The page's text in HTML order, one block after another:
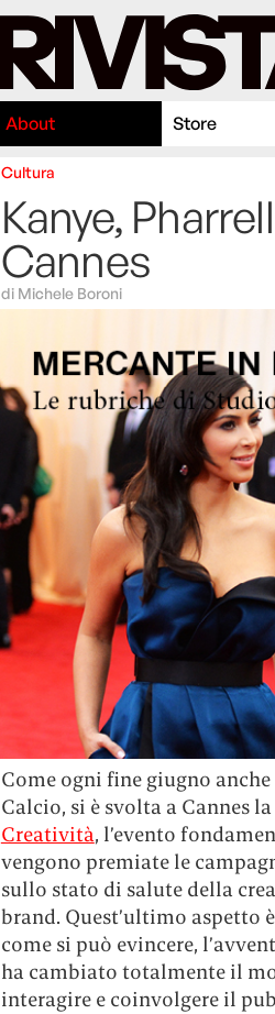
About Store
Cultura
Kanye,
Cannes
di Michele Boroni
Come ogni fine giugno
Calcio, si è svolta a Cannes
Creatività, l’evento
vengono premiate le
sullo stato di salute della
brand. Quest’ultimo aspetto
come si può evincere,
ha cambiato totalmente il
interagire e coinvolgere il